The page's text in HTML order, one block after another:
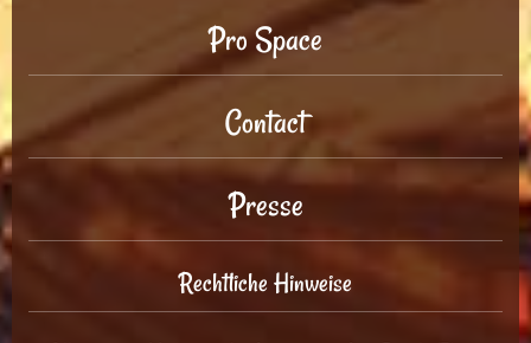
Pro Space
Contact
Presse
Rechtliche Hinweise